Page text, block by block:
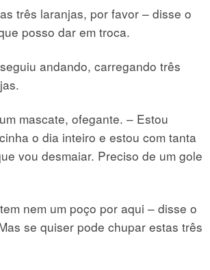
três laranjas, por favor – disse o
posso dar em troca.
andando, carregando três
mascate, ofegante. – Estou
o dia inteiro e estou com tanta
vou desmaiar. Preciso de um gole
nem um poço por aqui – disse o
se quiser pode chupar estas três